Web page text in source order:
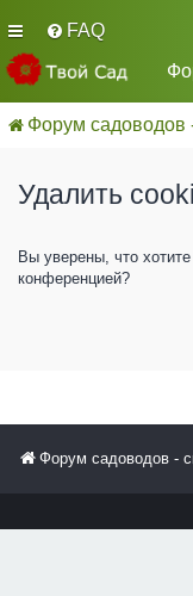
FAQ
Форум садоводов
Удалить
Вы уверены, что
конференцией?
Форум садоводов -